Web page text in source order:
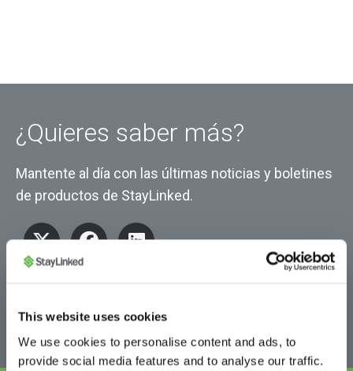
This website uses cookies
We use cookies to personalise content and ads, to
provide social media features and to analyse our traffic.
¿Quieres saber más?
Mantente al día con las últimas noticias y boletines
de productos de StayLinked.